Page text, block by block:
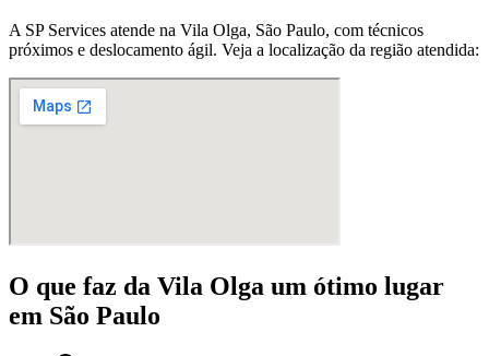
A SP Services atende na Vila Olga, São Paulo, com técnicos
próximos e deslocamento ágil. Veja a localização da região atendida:
O que faz da Vila Olga um ótimo lugar
em São Paulo